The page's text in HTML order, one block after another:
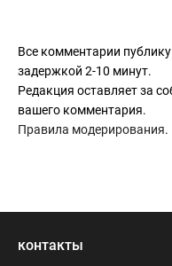
Все комментарии
задержкой 2-10 минут.
Редакция оставляет за
вашего комментария.
Правила модерирования.
контакты